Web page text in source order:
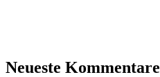
Neueste Kommentare